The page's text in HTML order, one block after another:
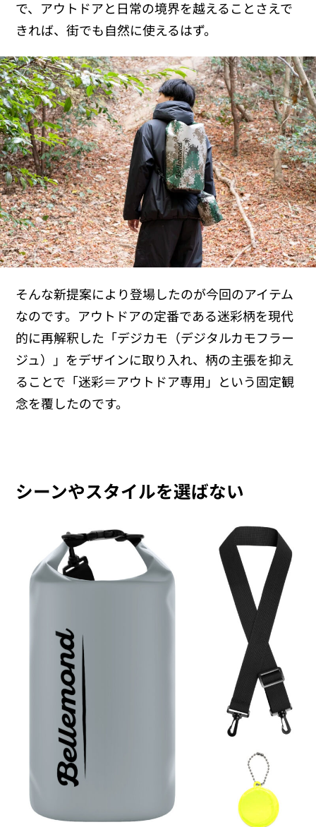
で、アウトドアと日常の境界を越えることさえで
きれば、街でも自然に使えるはず。
そんな新提案により登場したのが今回のアイテム
なのです。アウトドアの定番である迷彩柄を現代
的に再解釈した「デジカモ（デジタルカモフラー
ジュ）」をデザインに取り入れ、柄の主張を抑え
ることで「迷彩＝アウトドア専用」という固定観
念を覆したのです。
シーンやスタイルを選ばない